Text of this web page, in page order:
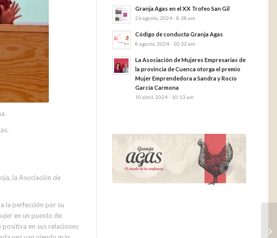
la Asociación de
la perfección por su
en un puesto de
en sus relaciones
Granja Agas en el XX Trofeo San Gil
26 agosto, 2024 - 8:38 am
Código de conducta Granja Agas
8 agosto, 2024 - 10:32 am
La Asociación de Mujeres Empresarias de
la provincia de Cuenca otorga el premio
Mujer Emprendedora a Sandra y Rocío
García Carmona
10 abril, 2024 - 10:13 am